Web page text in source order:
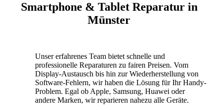
Smartphone & Tablet Reparatur in
Münster
Unser erfahrenes Team bietet schnelle und
professionelle Reparaturen zu fairen Preisen. Vom
Display-Austausch bis hin zur Wiederherstellung von
Software-Fehlern, wir haben die Lösung für Ihr Handy-
Problem. Egal ob Apple, Samsung, Huawei oder
andere Marken, wir reparieren nahezu alle Geräte.